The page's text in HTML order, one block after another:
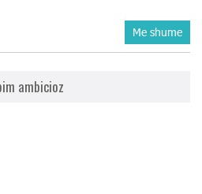
Me shume
ambicioz